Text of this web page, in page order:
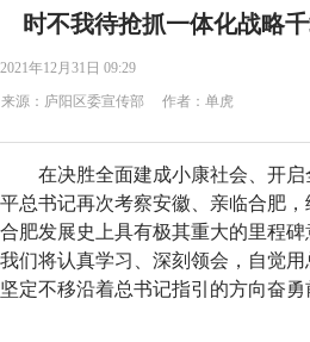
时不我待抢抓一体化战略
2021年12月31日 09:29
来源：庐阳区委宣传部 作者：单虎
在决胜全面建成小康社会、开
平总书记再次考察安徽、亲临合肥
合肥发展史上具有极其重大的里程
我们将认真学习、深刻领会，自觉
坚定不移沿着总书记指引的方向奋